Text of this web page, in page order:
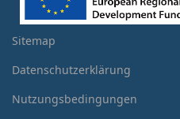
Sitemap
Datenschutzerklärung
Nutzungsbedingungen